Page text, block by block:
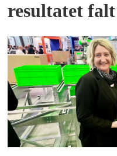
resultatet falt